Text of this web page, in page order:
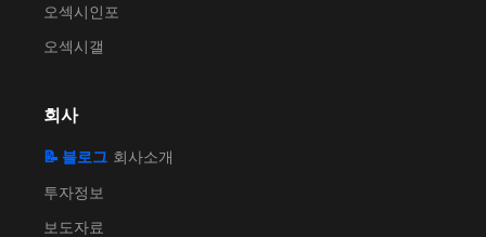
오섹시인포
오섹시갤
회사
📝 블로그 회사소개
투자정보
보도자료